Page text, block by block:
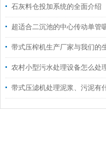
石灰料仓投加系统的全面介绍
超适合二沉池的中心传动单管
带式压滤机处理泥浆、污泥有